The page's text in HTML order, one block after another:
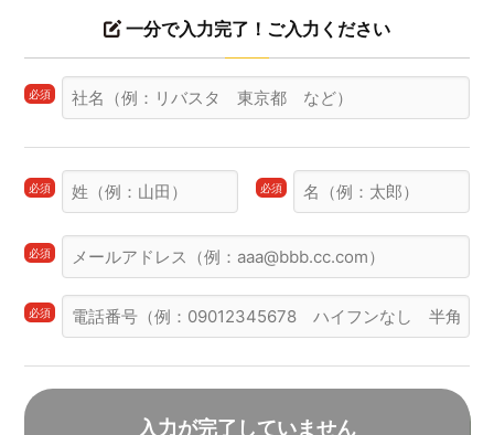
一分で入力完了！ご入力ください
必須
必須 必須
必須
必須
入力が完了していません